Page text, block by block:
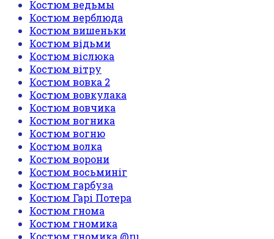
Костюм ведьмы
Костюм верблюда
Костюм вишеньки
Костюм відьми
Костюм віслюка
Костюм вітру
Костюм вовка 2
Костюм вовкулака
Костюм вовчика
Костюм вогника
Костюм вогню
Костюм волка
Костюм ворони
Костюм восьминіг
Костюм гарбуза
Костюм Гарі Потера
Костюм гнома
Костюм гномика